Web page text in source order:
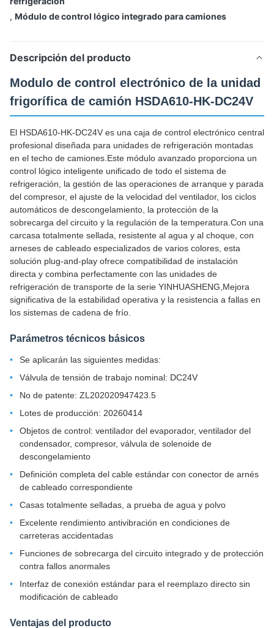
, Módulo de control lógico integrado para camiones
Descripción del producto
Modulo de control electrónico de la unidad
frigorífica de camión HSDA610-HK-DC24V
El HSDA610-HK-DC24V es una caja de control electrónico central
profesional diseñada para unidades de refrigeración montadas
en el techo de camiones.Este módulo avanzado proporciona un
control lógico inteligente unificado de todo el sistema de
refrigeración, la gestión de las operaciones de arranque y parada
del compresor, el ajuste de la velocidad del ventilador, los ciclos
automáticos de descongelamiento, la protección de la
sobrecarga del circuito y la regulación de la temperatura.Con una
carcasa totalmente sellada, resistente al agua y al choque, con
arneses de cableado especializados de varios colores, esta
solución plug-and-play ofrece compatibilidad de instalación
directa y combina perfectamente con las unidades de
refrigeración de transporte de la serie YINHUASHENG,Mejora
significativa de la estabilidad operativa y la resistencia a fallas en
los sistemas de cadena de frío.
Parámetros técnicos básicos
Se aplicarán las siguientes medidas:
Válvula de tensión de trabajo nominal: DC24V
No de patente: ZL202020947423.5
Lotes de producción: 20260414
Objetos de control: ventilador del evaporador, ventilador del
condensador, compresor, válvula de solenoide de
descongelamiento
Definición completa del cable estándar con conector de arnés
de cableado correspondiente
Casas totalmente selladas, a prueba de agua y polvo
Excelente rendimiento antivibración en condiciones de
carreteras accidentadas
Funciones de sobrecarga del circuito integrado y de protección
contra fallos anormales
Interfaz de conexión estándar para el reemplazo directo sin
modificación de cableado
Ventajas del producto